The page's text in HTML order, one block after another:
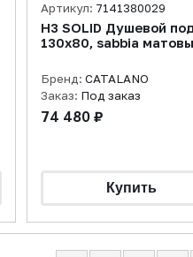
Артикул: 7141380029
H3 SOLID Душевой
130x80, sabbia
Бренд: CATALANO
Заказ: Под заказ
74 480 ₽